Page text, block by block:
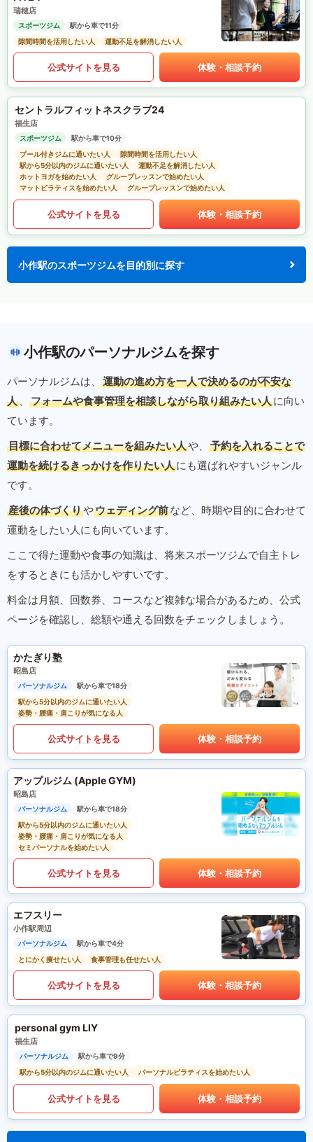
瑞穂店
スポーツジム
駅から車で11分
隙間時間を活用したい人
運動不足を解消したい人
公式サイトを見る 体験・相談予約
セントラルフィットネスクラブ24
福生店
スポーツジム
駅から車で10分
プール付きジムに通いたい人
隙間時間を活用したい人
駅から5分以内のジムに通いたい人
運動不足を解消したい人
ホットヨガを始めたい人
グループレッスンで始めたい人
マットピラティスを始めたい人
グループレッスンで始めたい人
公式サイトを見る 体験・相談予約
小作駅のスポーツジムを目的別に探す
小作駅のパーソナルジムを探す
パーソナルジムは、
運動の進め方を一人で決めるのが不安な
人 、 フォームや食事管理を相談しながら取り組みたい人に向い
ています。
目標に合わせてメニューを組みたい人や、
予約を入れることで
運動を続けるきっかけを作りたい人にも選ばれやすいジャンル
です。
産後の体づくりやウェディング前など、時期や目的に合わせて
運動をしたい人にも向いています。
ここで得た運動や食事の知識は、将来スポーツジムで自主トレ
をするときにも活かしやすいです。
料金は月額、回数券、コースなど複雑な場合があるため、公式
ページを確認し、総額や通える回数をチェックしましょう。
かたぎり塾
昭島店
パーソナルジム
駅から車で18分
駅から5分以内のジムに通いたい人
姿勢・腰痛・肩こりが気になる人
公式サイトを見る 体験・相談予約
アップルジム (Apple GYM)
昭島店
パーソナルジム
駅から車で18分
駅から5分以内のジムに通いたい人
姿勢・腰痛・肩こりが気になる人
セミパーソナルを始めたい人
公式サイトを見る 体験・相談予約
エフスリー
小作駅周辺
パーソナルジム
駅から車で4分
とにかく痩せたい人
食事管理も任せたい人
公式サイトを見る 体験・相談予約
personal gym LIY
福生店
パーソナルジム
駅から車で9分
駅から5分以内のジムに通いたい人
パーソナルピラティスを始めたい人
公式サイトを見る 体験・相談予約